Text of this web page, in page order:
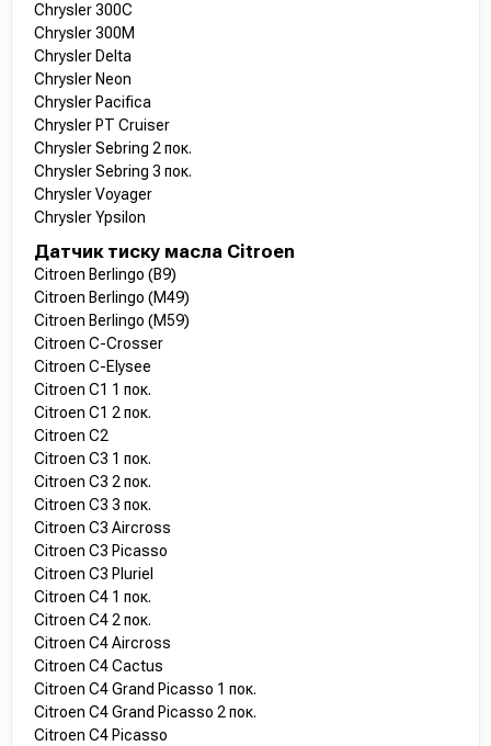
Chrysler 300C
Chrysler 300M
Chrysler Delta
Chrysler Neon
Chrysler Pacifica
Chrysler PT Cruiser
Chrysler Sebring 2 пок.
Chrysler Sebring 3 пок.
Chrysler Voyager
Chrysler Ypsilon
Датчик тиску масла Citroen
Citroen Berlingo (B9)
Citroen Berlingo (M49)
Citroen Berlingo (M59)
Citroen C-Crosser
Citroen C-Elysee
Citroen C1 1 пок.
Citroen C1 2 пок.
Citroen C2
Citroen C3 1 пок.
Citroen C3 2 пок.
Citroen C3 3 пок.
Citroen C3 Aircross
Citroen C3 Picasso
Citroen C3 Pluriel
Citroen C4 1 пок.
Citroen C4 2 пок.
Citroen C4 Aircross
Citroen C4 Cactus
Citroen C4 Grand Picasso 1 пок.
Citroen C4 Grand Picasso 2 пок.
Citroen C4 Picasso